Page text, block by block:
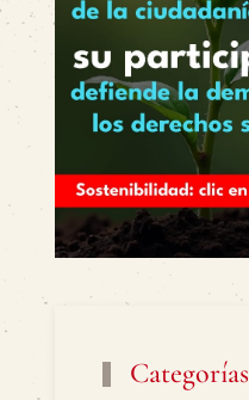
Categorías